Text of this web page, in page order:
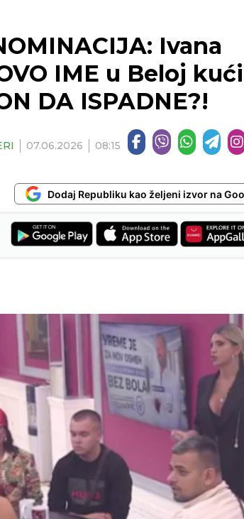
Ivana
IME u Beloj
DA ISPADNE?!
07.06.2026 08:15
Dodaj Republiku kao željeni izvor na